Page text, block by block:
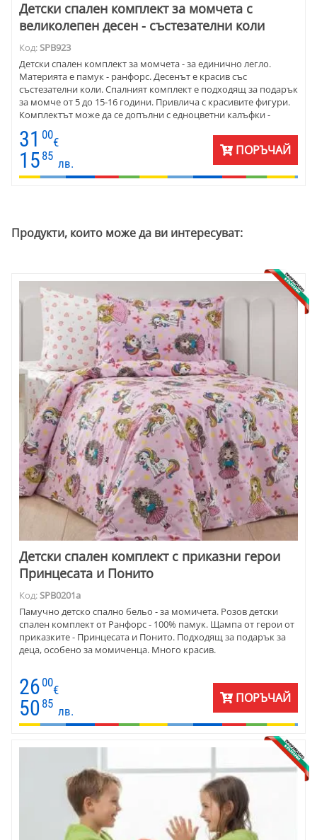
Детски спален комплект за момчета с
великолепен десен - състезателни коли
Код:SPB923
Детски спален комплект за момчета - за единично легло.
Материята е памук - ранфорс. Десенът е красив със
състезателни коли. Спалният комплект е подходящ за подарък
за момче от 5 до 15-16 години. Привлича с красивите фигури.
Комплектът може да се допълни с едноцветни калъфки -
червени, сиви или бели.
31 00
€
15 85
лв.
ПОРЪЧАЙ
Продукти, които може да ви интересуват:
Детски спален комплект с приказни герои
Принцесата и Понито
Код:SPB0201a
Памучно детско спално бельо - за момичета. Розов детски
спален комплект от Ранфорс - 100% памук. Щампа от герои от
приказките - Принцесата и Понито. Подходящ за подарък за
деца, особено за момиченца. Много красив.
26 00
€
50 85
лв.
ПОРЪЧАЙ